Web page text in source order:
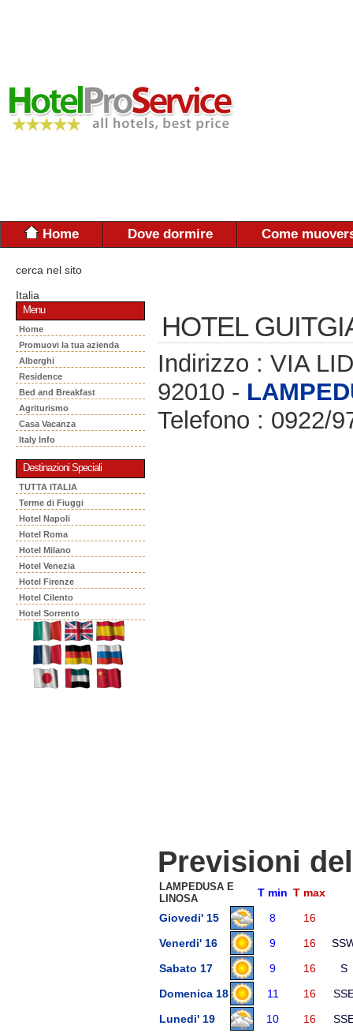
Home Dove dormire Come
cerca nel sito
Italia
Menu
Home
Promuovi la tua azienda
Alberghi
Residence
Bed and Breakfast
Agriturismo
Casa Vacanza
Italy Info
Destinazioni Speciali
TUTTA ITALIA
Terme di Fiuggi
Hotel Napoli
Hotel Roma
Hotel Milano
Hotel Venezia
Hotel Firenze
Hotel Cilento
Hotel Sorrento
HOTEL
Indirizzo : VIA
92010 -
Telefono : 0922/
Previsioni
LAMPEDUSA E
LINOSA
T min T max
Giovedi' 15
8
16
Venerdi' 16
9 16
Sabato 17
9 16
S
Domenica 18
11 16
Lunedi' 19
10 16